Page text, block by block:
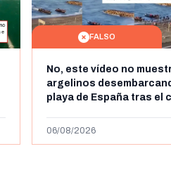
FALSO
No, este vídeo no
argelinos
playa de España tras el
de julio de 2026: son
06/08/2026